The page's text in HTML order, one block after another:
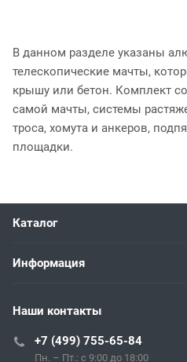
В данном разделе указаны
телескопические мачты,
крышу или бетон. Комплект
самой мачты, системы
троса, хомута и анкеров,
площадки.
Каталог
Информация
Наши контакты
+7 (499) 755-65-84
Пн. – Пт.: с 9:00 до 18:00